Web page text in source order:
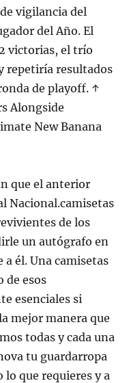
vigilancia del
del Año. El
victorias, el trío
repetiría resultados
de playoff. ↑
Alongside
New Banana
que el anterior
Nacional.camisetas
de los
un autógrafo en
él. Una camisetas
de esos
esenciales si
mejor manera que
todas y cada una
tu guardarropa
que requieres y a